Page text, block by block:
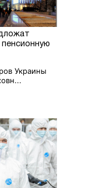
Украины